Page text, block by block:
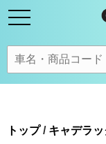
トップ/ キャデラ